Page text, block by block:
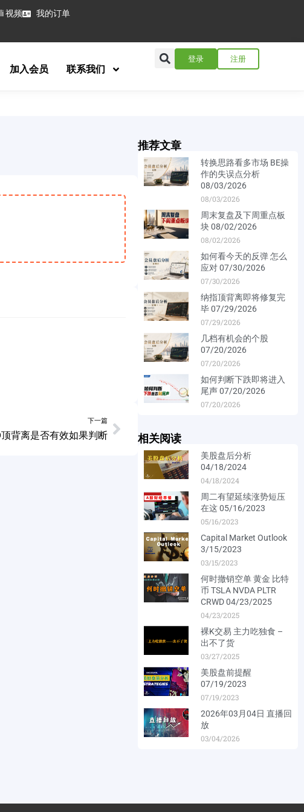
视频 我的订单
加入会员 联系我们
登录 注册
下一篇
背离是否有效如果判断
推荐文章
转换思路看多市场 BE操
作的失误点分析
08/03/2026
08/03/2026
周末复盘及下周重点板
块 08/02/2026
08/02/2026
如何看今天的反弹 怎么
应对 07/30/2026
07/30/2026
纳指顶背离即将修复完
毕 07/29/2026
07/29/2026
几档有机会的个股
07/20/2026
07/20/2026
如何判断下跌即将进入
尾声 07/20/2026
07/20/2026
相关阅读
美股盘后分析
04/18/2024
04/18/2024
周二有望延续涨势短压
在这 05/16/2023
05/16/2023
Capital Market Outlook
3/15/2023
03/15/2023
何时撤销空单 黄金 比特
币 TSLA NVDA PLTR
CRWD 04/23/2025
04/23/2025
裸K交易 主力吃独食 –
出不了货
03/27/2025
美股盘前提醒
07/19/2023
07/19/2023
2026年03月04日 直播回
放
03/04/2026